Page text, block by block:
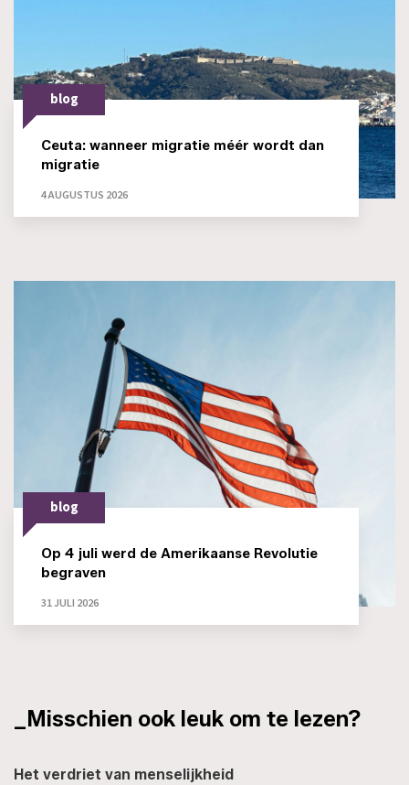
blog
Ceuta: wanneer migratie méér wordt dan
migratie
4 AUGUSTUS 2026
blog
Op 4 juli werd de Amerikaanse Revolutie
begraven
31 JULI 2026
_Misschien ook leuk om te lezen?
Het verdriet van menselijkheid